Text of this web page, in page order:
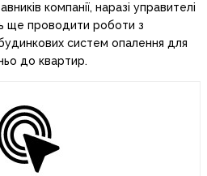
компанії, наразі управителі
ще проводити роботи з
систем опалення для
до квартир.